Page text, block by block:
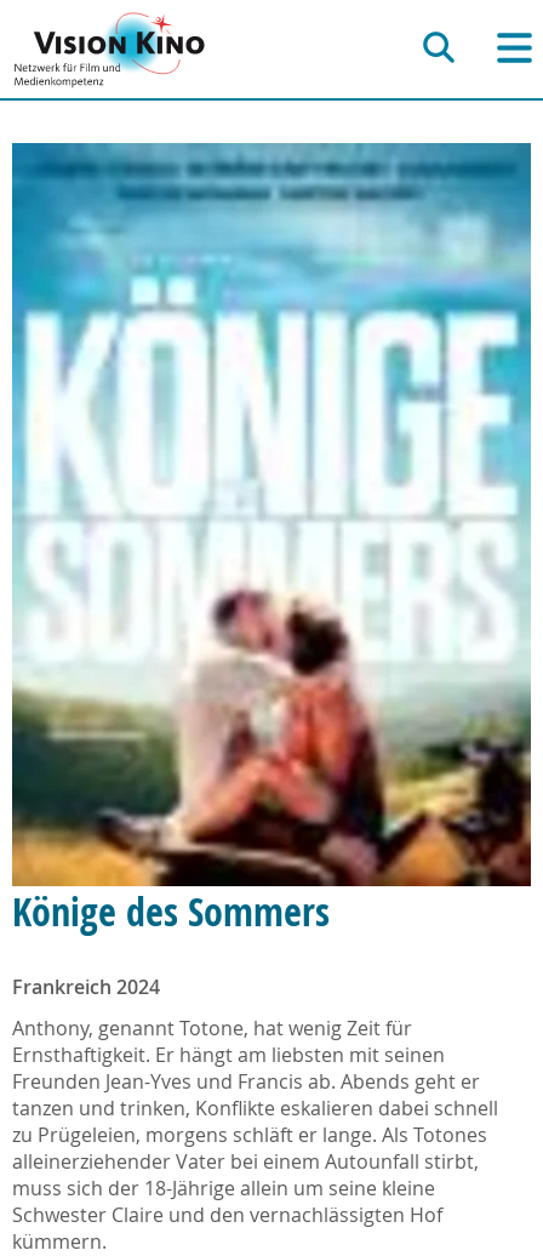
Könige des Sommers
Frankreich 2024
Anthony, genannt Totone, hat wenig Zeit für
Ernsthaftigkeit. Er hängt am liebsten mit seinen
Freunden Jean-Yves und Francis ab. Abends geht er
tanzen und trinken, Konflikte eskalieren dabei schnell
zu Prügeleien, morgens schläft er lange. Als Totones
alleinerziehender Vater bei einem Autounfall stirbt,
muss sich der 18-Jährige allein um seine kleine
Schwester Claire und den vernachlässigten Hof
kümmern.